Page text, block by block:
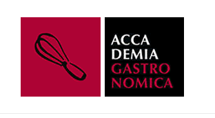
conteúdo